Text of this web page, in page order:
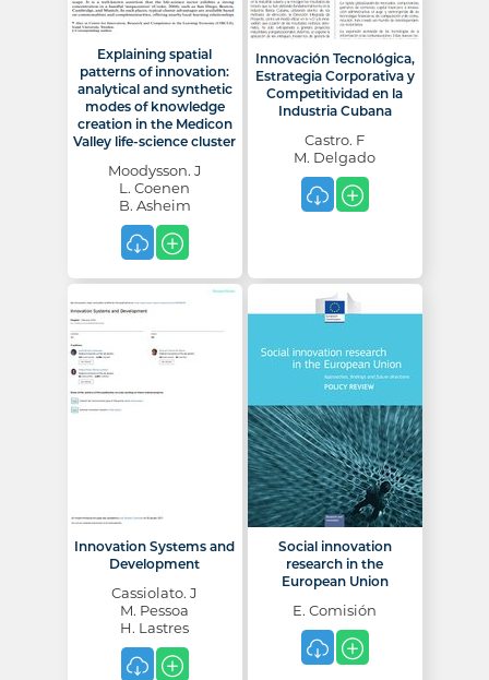
Explaining spatial
patterns of innovation:
analytical and synthetic
modes of knowledge
creation in the Medicon
Valley life-science cluster
Moodysson. J
L. Coenen
B. Asheim
Innovación Tecnológica,
Estrategia Corporativa y
Competitividad en la
Industria Cubana
Castro. F
M. Delgado
Innovation Systems and
Development
Cassiolato. J
M. Pessoa
H. Lastres
Social innovation
research in the
European Union
E. Comisión